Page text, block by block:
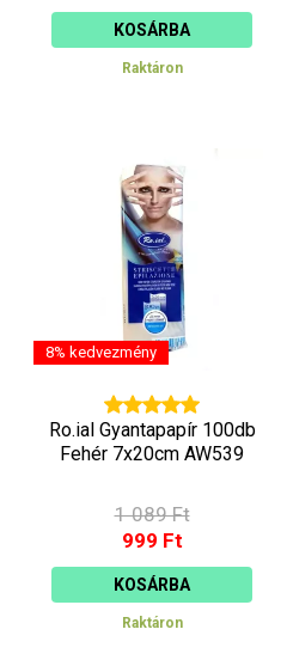
KOSÁRBA
Raktáron
8% kedvezmény
Ro.ial Gyantapapír 100db
Fehér 7x20cm AW539
1 089 Ft
999 Ft
KOSÁRBA
Raktáron